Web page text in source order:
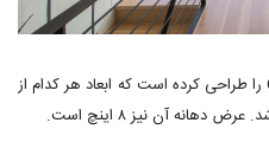
یک شرکت تولیدکننده دیگر، مدل OXXO را طراحی کرده است که ابعاد هر کدام از